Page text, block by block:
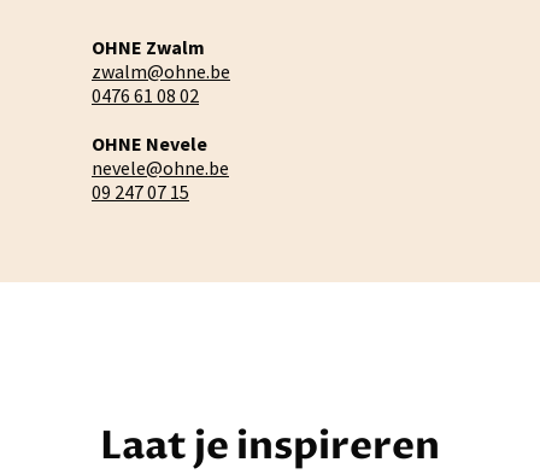
OHNE Zwalm
zwalm@ohne.be
0476 61 08 02
OHNE Nevele
nevele@ohne.be
09 247 07 15
Laat je inspireren